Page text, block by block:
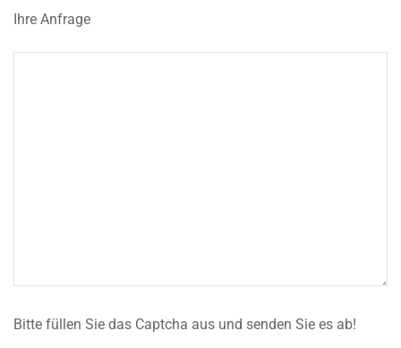
Ihre Anfrage
Bitte füllen Sie das Captcha aus und senden Sie es ab!